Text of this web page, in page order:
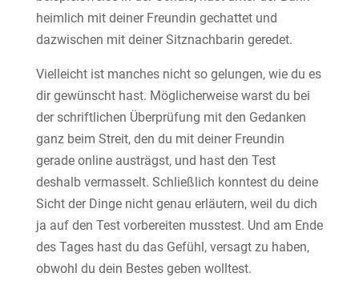
heimlich mit deiner Freundin gechattet und
dazwischen mit deiner Sitznachbarin geredet.
Vielleicht ist manches nicht so gelungen, wie du es
dir gewünscht hast. Möglicherweise warst du bei
der schriftlichen Überprüfung mit den Gedanken
ganz beim Streit, den du mit deiner Freundin
gerade online austrägst, und hast den Test
deshalb vermasselt. Schließlich konntest du deine
Sicht der Dinge nicht genau erläutern, weil du dich
ja auf den Test vorbereiten musstest. Und am Ende
des Tages hast du das Gefühl, versagt zu haben,
obwohl du dein Bestes geben wolltest.